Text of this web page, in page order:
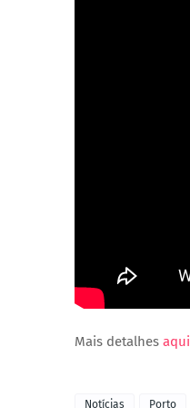
Mais detalhes aqui
Notícias Porto